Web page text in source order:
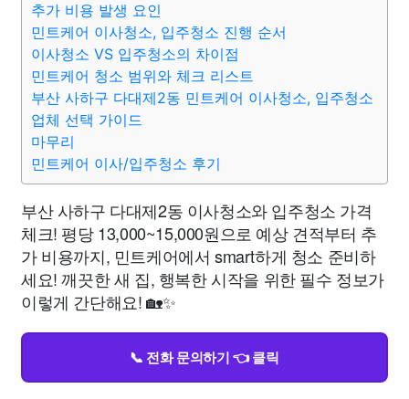
추가 비용 발생 요인
민트케어 이사청소, 입주청소 진행 순서
이사청소 VS 입주청소의 차이점
민트케어 청소 범위와 체크 리스트
부산 사하구 다대제2동 민트케어 이사청소, 입주청소
업체 선택 가이드
마무리
민트케어 이사/입주청소 후기
부산 사하구 다대제2동 이사청소와 입주청소 가격
체크! 평당 13,000~15,000원으로 예상 견적부터 추
가 비용까지, 민트케어에서 smart하게 청소 준비하
세요! 깨끗한 새 집, 행복한 시작을 위한 필수 정보가
이렇게 간단해요! 🏡✨
📞 전화 문의하기 👈 클릭